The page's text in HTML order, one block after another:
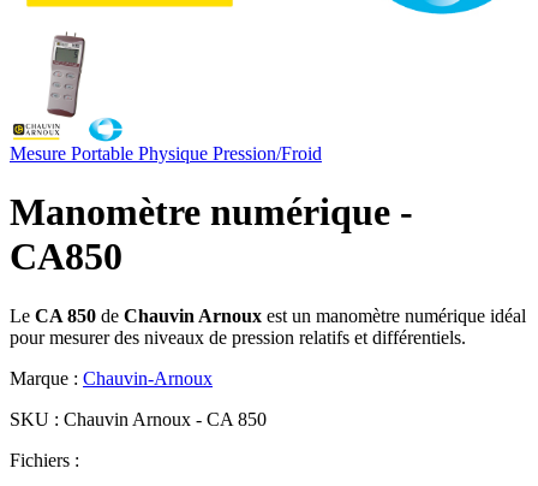
Mesure Portable Physique Pression/Froid
Manomètre numérique -
CA850
Le CA 850 de Chauvin Arnoux est un manomètre numérique idéal
pour mesurer des niveaux de pression relatifs et différentiels.
Marque : Chauvin-Arnoux
SKU : Chauvin Arnoux - CA 850
Fichiers :